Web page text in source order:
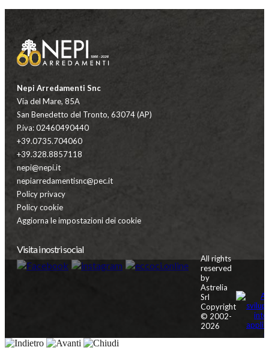
Nepi Arredamenti Snc
Via del Mare, 85A
San Benedetto del Tronto, 63074 (AP)
P.iva: 02460490440
+39.0735.704060
+39.328.8857118
nepi@nepi.it
nepiarredamentisnc@pec.it
Policy privacy
Policy cookie
Aggiorna le impostazioni dei cookie
Visita i nostri social
All rights
reserved
by
Astrelia
Srl
Copyright
© 2002-
2026